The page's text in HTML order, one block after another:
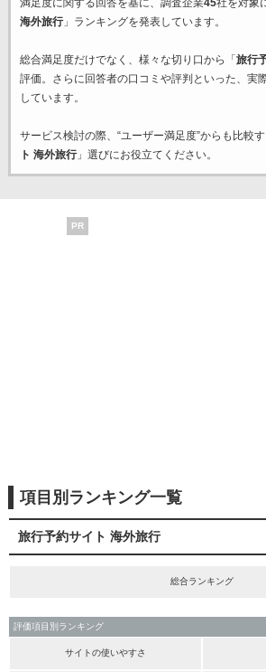
満足度に関する回答を基に、調査企業45社を対象
海外旅行」ランキングを発表しています。
総合満足度だけでなく、様々な切り口から「 旅行
評価。さらに回答者の口コミや評判といった、実
しています。
サービス検討の際、“ユーザー満足度”からも比較す
ト 海外旅行」選びにお役立てください。
PR
項目別ランキング一覧
旅行予約サイト 海外旅行
総合ランキング
評価項目別ランキング
サイトの使いやすさ